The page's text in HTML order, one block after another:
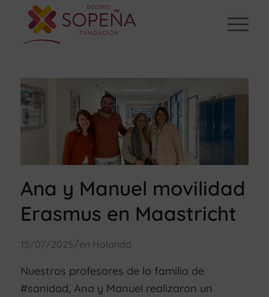
Ana y Manuel movilidad
Erasmus en Maastricht
15/07/2025/en Holanda
Nuestros profesores de la familia de
#sanidad, Ana y Manuel realizaron un